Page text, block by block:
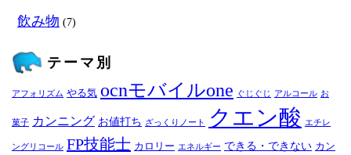
飲み物 (7)
テーマ別
アフォリズム やる気 ocnモバイルone ぐじぐじ アルコール お
菓子 カンニング お値打ち ざっくりノート クエン酸 エチレ
ングリコール FP技能士 カロリー エネルギー できる・できない カン